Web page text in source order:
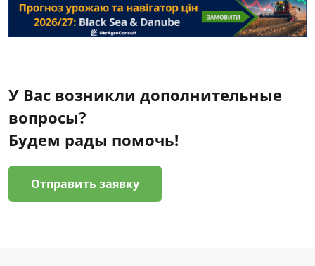
У Вас возникли дополнительные
вопросы?
Будем рады помочь!
Отправить заявку